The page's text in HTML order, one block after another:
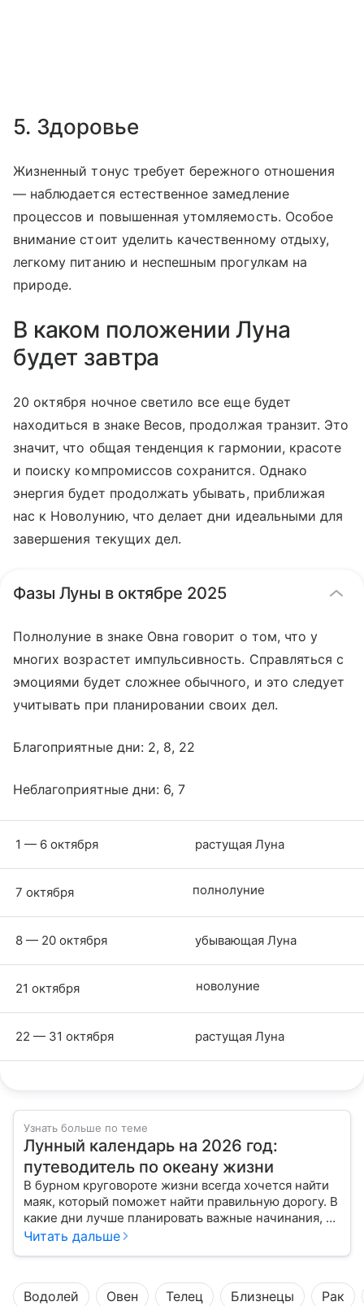
5. Здоровье
Жизненный тонус требует бережного отношения
— наблюдается естественное замедление
процессов и повышенная утомляемость. Особое
внимание стоит уделить качественному отдыху,
легкому питанию и неспешным прогулкам на
природе.
В каком положении Луна
будет завтра
20 октября ночное светило все еще будет
находиться в знаке Весов, продолжая транзит. Это
значит, что общая тенденция к гармонии, красоте
и поиску компромиссов сохранится. Однако
энергия будет продолжать убывать, приближая
нас к Новолунию, что делает дни идеальными для
завершения текущих дел.
Фазы Луны в октябре 2025
Полнолуние в знаке Овна говорит о том, что у
многих возрастет импульсивность. Справляться с
эмоциями будет сложнее обычного, и это следует
учитывать при планировании своих дел.
Благоприятные дни: 2, 8, 22
Неблагоприятные дни: 6, 7
1 — 6 октября растущая Луна
7 октября полнолуние
8 — 20 октября убывающая Луна
21 октября новолуние
22 — 31 октября растущая Луна
Узнать больше по теме
Лунный календарь на 2026 год:
путеводитель по океану жизни
В бурном круговороте жизни всегда хочется найти
маяк, который поможет найти правильную дорогу. В
какие дни лучше планировать важные начинания, а
когда стоит уделить больше внимания
Читать дальше
Водолей Овен Телец Близнецы Рак